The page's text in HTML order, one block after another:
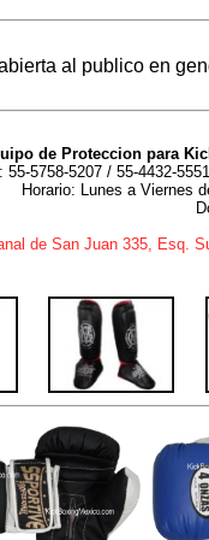
al publico en
de Proteccion para
55-5758-5207 / 55-4432-
Horario: Lunes a Viernes
de San Juan 335, Esq.